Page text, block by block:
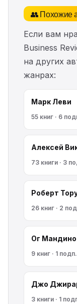
👥 Похожие
Если вам
Business
на других
жанрах:
Марк Леви
55 книг · 6
Алексей
73 книги · 3
Роберт
26 книг · 2
Ог Мандино
9 книг · 1 подп.
Джо
3 книги · 1